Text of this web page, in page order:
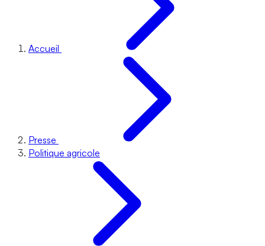
Accueil
Presse
Politique agricole